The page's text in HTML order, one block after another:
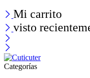
Mi carrito
visto
Categorías